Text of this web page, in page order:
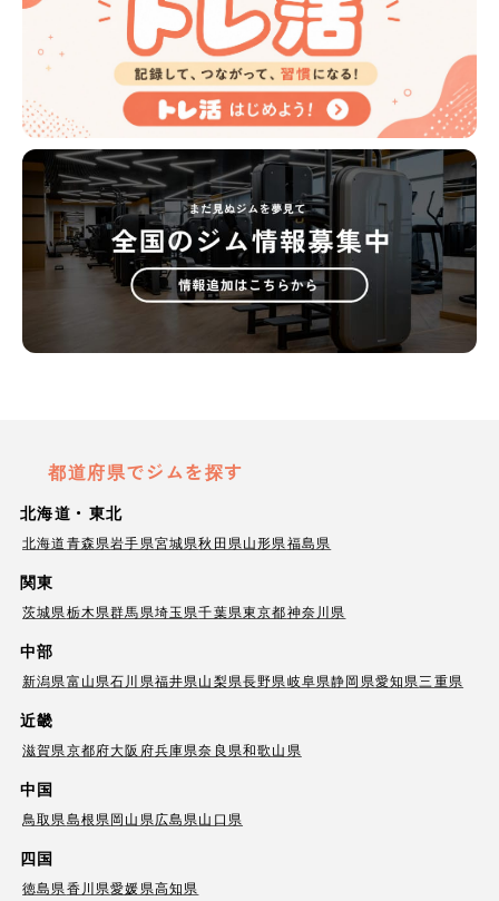
都道府県でジムを探す
北海道・東北
北海道青森県岩手県宮城県秋田県山形県福島県
関東
茨城県栃木県群馬県埼玉県千葉県東京都神奈川県
中部
新潟県富山県石川県福井県山梨県長野県岐阜県静岡県愛知県三重県
近畿
滋賀県京都府大阪府兵庫県奈良県和歌山県
中国
鳥取県島根県岡山県広島県山口県
四国
徳島県香川県愛媛県高知県